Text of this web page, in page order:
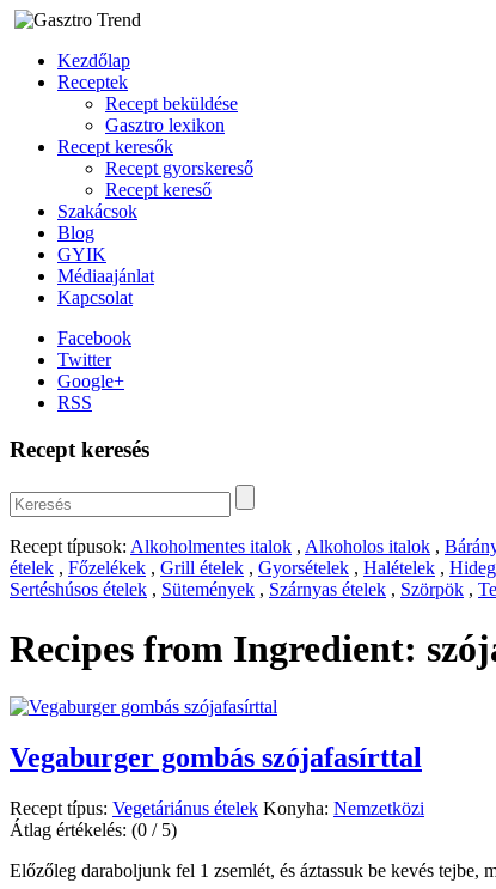
Kezdőlap
Receptek
Recept beküldése
Gasztro lexikon
Recept keresők
Recept gyorskereső
Recept kereső
Szakácsok
Blog
GYIK
Médiaajánlat
Kapcsolat
Facebook
Twitter
Google+
RSS
Recept keresés
Recept típusok: Alkoholmentes italok , Alkoholos italok ,
ételek , Főzelékek , Grill ételek , Gyorsételek , Halételek ,
Sertéshúsos ételek , Sütemények , Szárnyas ételek , Szörpök ,
Recipes from Ingredient:
Vegaburger gombás szójafasírttal
Recept típus: Vegetáriánus ételek Konyha: Nemzetközi
Átlag értékelés: (0 / 5)
Előzőleg daraboljunk fel 1 zsemlét, és áztassuk be kevés tejbe,